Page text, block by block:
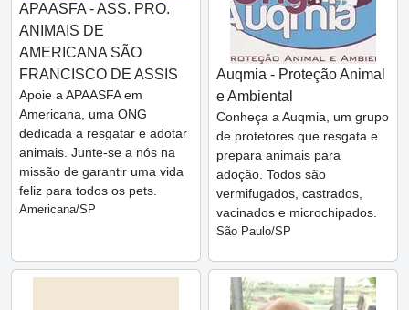
APAASFA - ASS. PRO.
ANIMAIS DE
AMERICANA SÃO
FRANCISCO DE ASSIS
Apoie a APAASFA em
Americana, uma ONG
dedicada a resgatar e adotar
animais. Junte-se a nós na
missão de garantir uma vida
feliz para todos os pets.
Americana/SP
Auqmia - Proteção Animal
e Ambiental
Conheça a Auqmia, um grupo
de protetores que resgata e
prepara animais para
adoção. Todos são
vermifugados, castrados,
vacinados e microchipados.
São Paulo/SP